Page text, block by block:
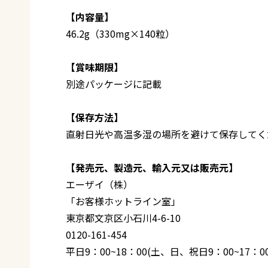
【内容量】
46.2g（330mg×140粒）
【賞味期限】
別途パッケージに記載
【保存方法】
直射日光や高温多湿の場所を避けて保存してく
【発売元、製造元、輸入元又は販売元】
エーザイ（株）
「お客様ホットライン室」
東京都文京区小石川4-6-10
0120-161-454
平日9：00~18：00(土、日、祝日9：00~17：